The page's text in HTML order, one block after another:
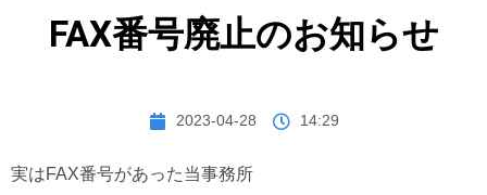
FAX番号廃止のお知らせ
2023-04-28 14:29
実はFAX番号があった当事務所